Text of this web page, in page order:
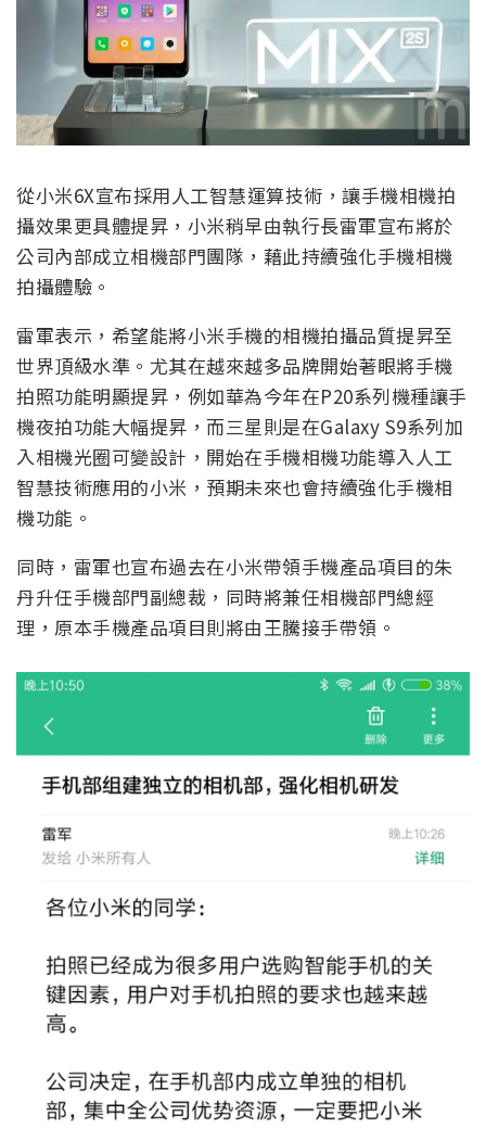
從小米6X宣布採用人工智慧運算技術，讓手機相機拍
攝效果更具體提昇，小米稍早由執行長雷軍宣布將於
公司內部成立相機部門團隊，藉此持續強化手機相機
拍攝體驗。
雷軍表示，希望能將小米手機的相機拍攝品質提昇至
世界頂級水準。尤其在越來越多品牌開始著眼將手機
拍照功能明顯提昇，例如華為今年在P20系列機種讓手
機夜拍功能大幅提昇，而三星則是在Galaxy S9系列加
入相機光圈可變設計，開始在手機相機功能導入人工
智慧技術應用的小米，預期未來也會持續強化手機相
機功能。
同時，雷軍也宣布過去在小米帶領手機產品項目的朱
丹升任手機部門副總裁，同時將兼任相機部門總經
理，原本手機產品項目則將由王騰接手帶領。